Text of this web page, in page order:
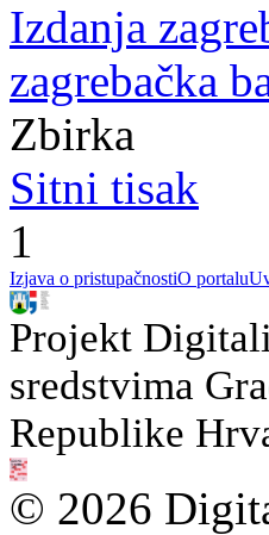
Izdanja
zagrebačka
Zbirka
Sitni tisak
1
Izjava o pristupačnostiO portalu
Projekt
sredstvima
Republike
© 2026